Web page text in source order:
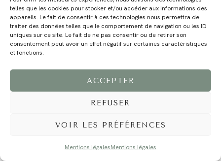
telles que les cookies pour stocker et/ou accéder aux informations des
appareils. Le fait de consentir à ces technologies nous permettra de
traiter des données telles que le comportement de navigation ou les ID
uniques sur ce site. Le fait de ne pas consentir ou de retirer son
consentement peut avoir un effet négatif sur certaines caractéristiques
et fonctions.
ACCEPTER
REFUSER
VOIR LES PRÉFÉRENCES
Mentions légalesMentions légales
MAGALI PRESTATIONS YOGA VOYAGE BLOG CONTACT
©2024 EI Magali Selvi - Photographe Famille et Mariage - Nice - Côte d'Azur -